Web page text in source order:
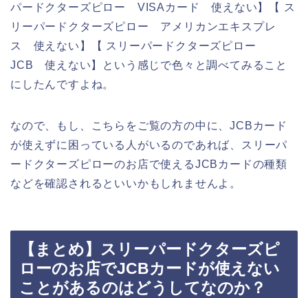
パードクターズピロー VISAカード 使えない】【 ス
リーパードクターズピロー アメリカンエキスプレ
ス 使えない】【 スリーパードクターズピロー
JCB 使えない】という感じで色々と調べてみること
にしたんですよね。
なので、もし、こちらをご覧の方の中に、JCBカード
が使えずに困っている人がいるのであれば、スリーパ
ードクターズピローのお店で使えるJCBカードの種類
などを確認されるといいかもしれませんよ。
【まとめ】スリーパードクターズピ
ローのお店でJCBカードが使えない
ことがあるのはどうしてなのか？